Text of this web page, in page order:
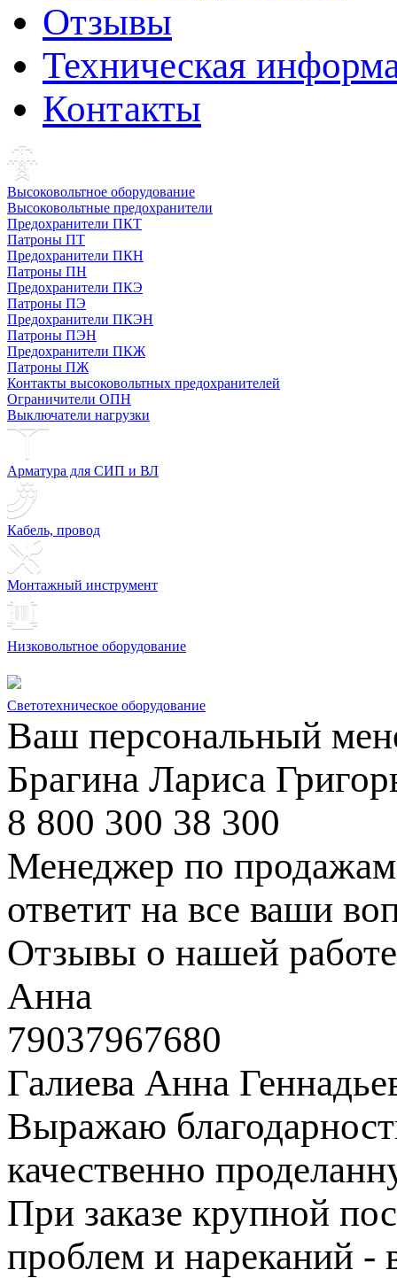
Отзывы
Техническая
Контакты
Высоковольтное оборудование
Высоковольтные предохранители
Предохранители ПКТ
Патроны ПТ
Предохранители ПКН
Патроны ПН
Предохранители ПКЭ
Патроны ПЭ
Предохранители ПКЭН
Патроны ПЭН
Предохранители ПКЖ
Патроны ПЖ
Контакты высоковольтных предохранителей
Ограничители ОПН
Выключатели нагрузки
Арматура для СИП и ВЛ
Кабель, провод
Монтажный инструмент
Низковольтное оборудование
Светотехническое оборудование
Ваш персональный
Брагина Лариса
8 800 300 38 300
Менеджер по продажам
ответит на все ваши
Отзывы о нашей работе
Анна
79037967680
Галиева Анна
Выражаю
качественно
При заказе крупной
проблем и нареканий -